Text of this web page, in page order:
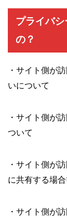
プライバ
の？
・サイト側が
いについて
・サイト側が
ついて
・サイト側が
に共有する場
・サイト側が